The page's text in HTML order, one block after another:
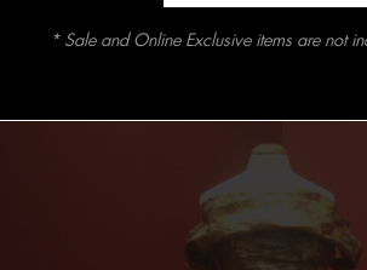
* Sale and Online Exclusive items are not